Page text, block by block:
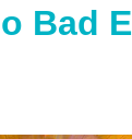
Bad